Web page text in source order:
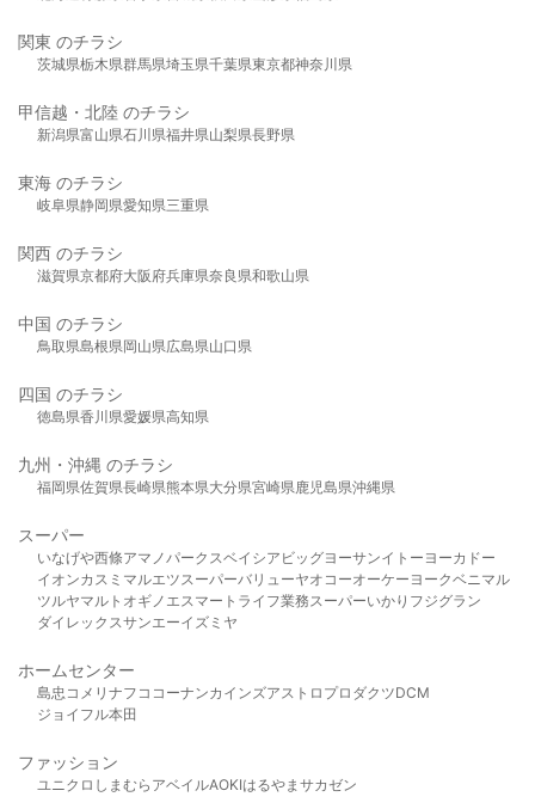
関東 のチラシ
茨城県栃木県群馬県埼玉県千葉県東京都神奈川県
甲信越・北陸 のチラシ
新潟県富山県石川県福井県山梨県長野県
東海 のチラシ
岐阜県静岡県愛知県三重県
関西 のチラシ
滋賀県京都府大阪府兵庫県奈良県和歌山県
中国 のチラシ
鳥取県島根県岡山県広島県山口県
四国 のチラシ
徳島県香川県愛媛県高知県
九州・沖縄 のチラシ
福岡県佐賀県長崎県熊本県大分県宮崎県鹿児島県沖縄県
スーパー
いなげや西條アマノパークスベイシア ビッグヨーサンイトーヨーカドー
イオンカスミ マルエツスーパーバリューヤオコーオーケー ヨークベニマル
ツルヤマルト オギノ エスマート ライフ業務スーパーいかり フジグラン
ダイレックスサンエーイズミヤ
ホームセンター
島忠 コメリ ナフコ コーナンカインズアストロプロダクツDCM
ジョイフル本田
ファッション
ユニクロ しまむら アベイルAOKIはるやま サカゼン